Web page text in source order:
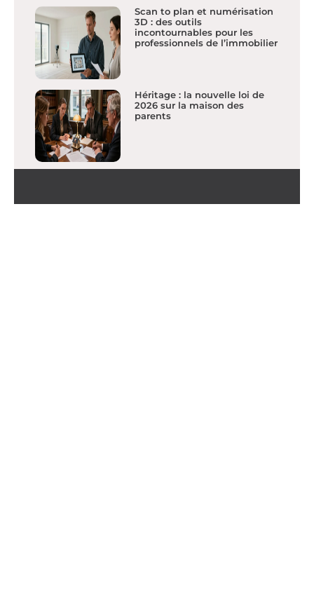
Scan to plan et numérisation
3D : des outils
incontournables pour les
professionnels de l’immobilier
Héritage : la nouvelle loi de
2026 sur la maison des
parents